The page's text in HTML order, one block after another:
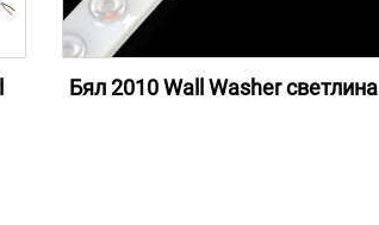
Бял 2010 Wall Washer светлина